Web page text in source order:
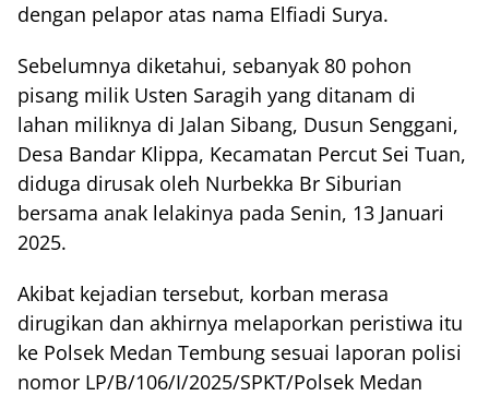
dengan pelapor atas nama Elfiadi Surya.
Sebelumnya diketahui, sebanyak 80 pohon
pisang milik Usten Saragih yang ditanam di
lahan miliknya di Jalan Sibang, Dusun Senggani,
Desa Bandar Klippa, Kecamatan Percut Sei Tuan,
diduga dirusak oleh Nurbekka Br Siburian
bersama anak lelakinya pada Senin, 13 Januari
2025.
Akibat kejadian tersebut, korban merasa
dirugikan dan akhirnya melaporkan peristiwa itu
ke Polsek Medan Tembung sesuai laporan polisi
nomor LP/B/106/I/2025/SPKT/Polsek Medan